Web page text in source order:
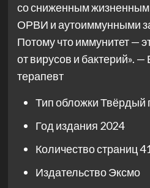
со сниженным жизненным
ОРВИ и аутоиммунными
Потому что иммунитет —
от вирусов и бактерий».
терапевт
Тип обложкиТвёрдый
Год издания 2024
Количество страниц
ИздательствоЭксмо